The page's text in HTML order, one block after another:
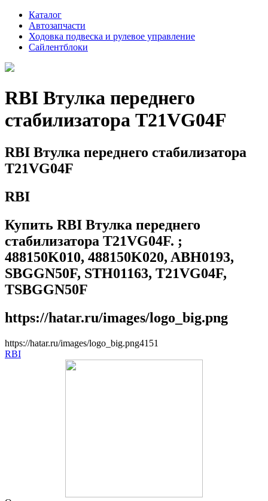
Каталог
Автозапчасти
Ходовка подвеска и рулевое управление
Сайлентблоки
RBI Втулка переднего
стабилизатора T21VG04F
RBI Втулка переднего стабилизатора
T21VG04F
RBI
Купить RBI Втулка переднего
стабилизатора T21VG04F. ;
488150K010, 488150K020, ABH0193,
SBGGN50F, STH01163, T21VG04F,
TSBGGN50F
https://hatar.ru/images/logo_big.png
https://hatar.ru/images/logo_big.png41 51
RBI